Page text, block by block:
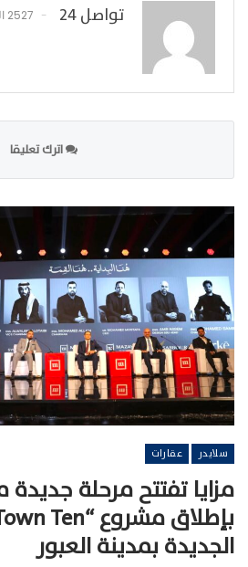
تواصل 24 2527 المشاركات
اترك تعليقا
سلايدر عقارات
مزايا تفتتح مرحلة
الجديدة بمدينة العبور